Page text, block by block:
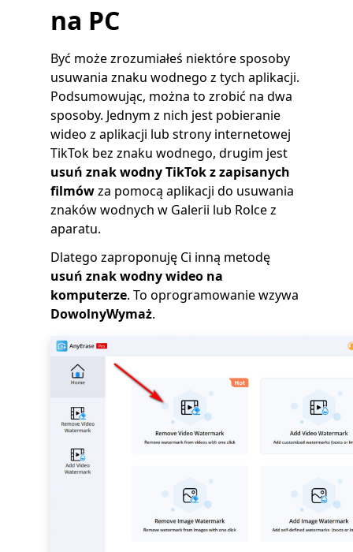
na PC
Być może zrozumiałeś niektóre sposoby
usuwania znaku wodnego z tych aplikacji.
Podsumowując, można to zrobić na dwa
sposoby. Jednym z nich jest pobieranie
wideo z aplikacji lub strony internetowej
TikTok bez znaku wodnego, drugim jest
usuń znak wodny TikTok z zapisanych
filmówza pomocą aplikacji do usuwania
znaków wodnych w Galerii lub Rolce z
aparatu.
Dlatego zaproponuję Ci inną metodę
usuń znak wodny wideo na
komputerze. To oprogramowanie wzywa
DowolnyWymaż.